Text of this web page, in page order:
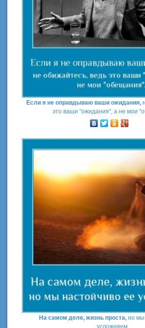
Если я не оправдываю ваши ожидания,
это ваши "ожидания", а не мои
На самом деле, жизнь проста, но мы
усложняем.